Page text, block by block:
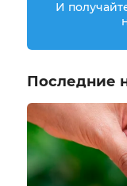
И
Последние